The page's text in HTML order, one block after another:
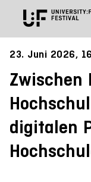
23. Juni 2026,
Zwischen
digitalen